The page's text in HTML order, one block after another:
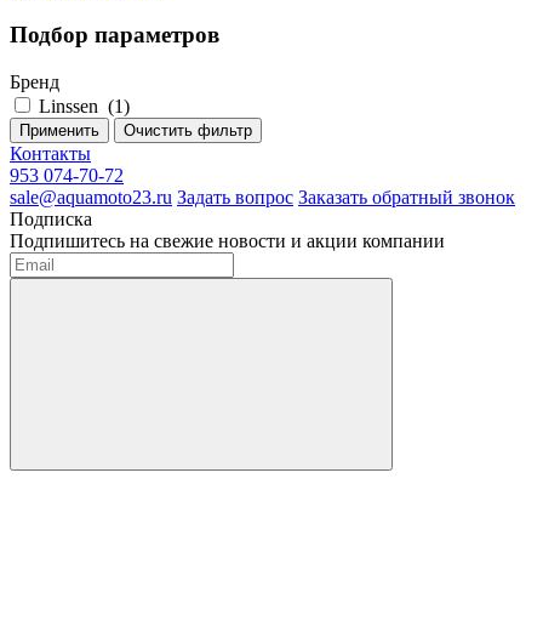
Подбор параметров
Бренд
Linssen (1)
Применить Очистить фильтр
Контакты
953 074-70-72
sale@aquamoto23.ru Задать вопрос Заказать обратный звонок
Подписка
Подпишитесь на свежие новости и акции компании